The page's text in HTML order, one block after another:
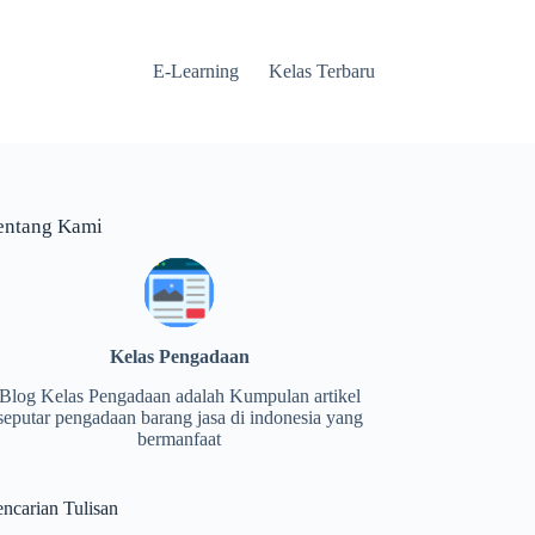
E-Learning Kelas Terbaru
Kami
Kelas Pengadaan
Kelas Pengadaan adalah Kumpulan artikel
pengadaan barang jasa di indonesia yang
bermanfaat
Tulisan